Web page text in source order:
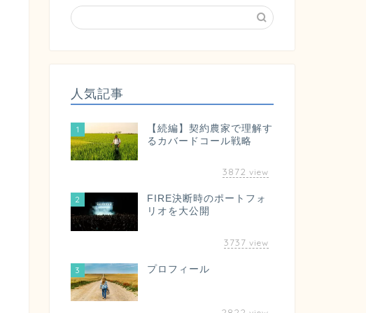
人気記事
1
【続編】契約農家で理解す
るカバードコール戦略
3872 view
2
FIRE決断時のポートフォ
リオを大公開
3737 view
3 プロフィール